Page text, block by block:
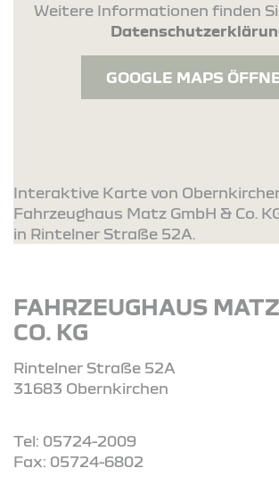
Weitere Informationen finden
GOOGLE MAPS
Interaktive Karte von
Fahrzeughaus Matz GmbH & Co.
in Rintelner Straße 52A.
FAHRZEUGHAUS
CO. KG
Rintelner Straße 52A
31683 Obernkirchen
Tel: 05724-2009
Fax: 05724-6802